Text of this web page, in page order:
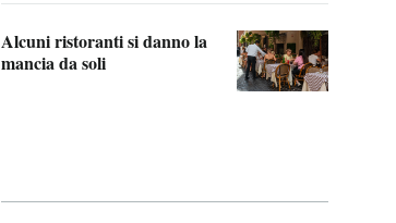
Alcuni ristoranti si danno la
mancia da soli